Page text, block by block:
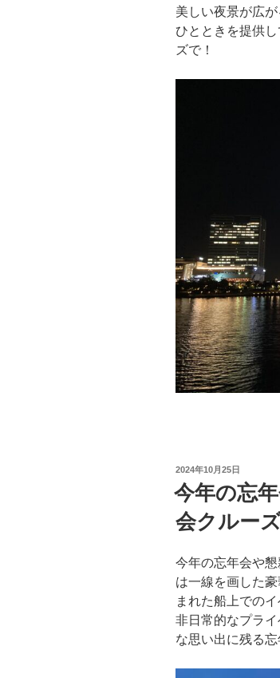
美しい夜景が広
ひとときを提供
ズで！
投
稿
日:
2024年10月25日
今年の忘
会クルーズ
今年の忘年会や
は一線を画した
まれた船上での
非日常的なプラ
な思い出に残る